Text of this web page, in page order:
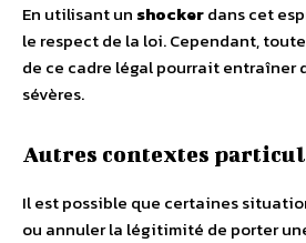
En utilisant un shockerdans cet
le respect de la loi. Cependant,
de ce cadre légal pourrait entraîner
sévères.
Autres contextes
Il est possible que certaines
ou annuler la légitimité de porter